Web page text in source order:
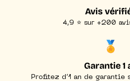
Avis
4,9 ⭐ sur +200
🏅
Garantie 1
Profitez d’1 an de garantie